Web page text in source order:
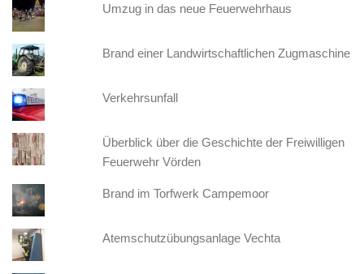
Umzug in das neue Feuerwehrhaus
Brand einer Landwirtschaftlichen Zugmaschine
Verkehrsunfall
Überblick über die Geschichte der Freiwilligen
Feuerwehr Vörden
Brand im Torfwerk Campemoor
Atemschutzübungsanlage Vechta